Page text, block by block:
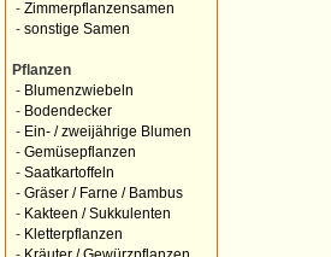
- Zimmerpflanzensamen
- sonstige Samen
Pflanzen
- Blumenzwiebeln
- Bodendecker
- Ein- / zweijährige Blumen
- Gemüsepflanzen
- Saatkartoffeln
- Gräser / Farne / Bambus
- Kakteen / Sukkulenten
- Kletterpflanzen